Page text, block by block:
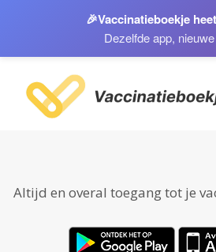
🎉Vaccinatieboekje
Dezelfde app,
Altijd en overal toegang tot je